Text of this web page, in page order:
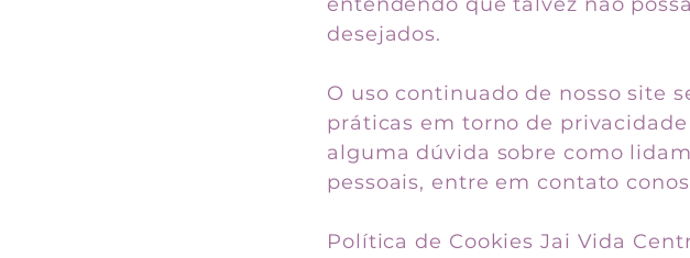
desejados.
O uso continuado de nosso site
práticas em torno de
alguma dúvida sobre como
pessoais, entre em contato
Política de Cookies Jai Vida